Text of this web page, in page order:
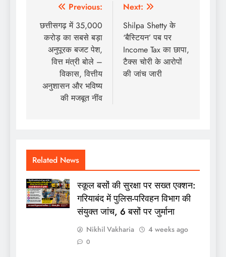
Post
navigation
Previous:
छत्तीसगढ़ में 35,000
करोड़ का सबसे बड़ा
अनुपूरक बजट पेश,
वित्त मंत्री बोले –
विकास, वित्तीय
अनुशासन और भविष्य
की मजबूत नींव
Next:
Shilpa Shetty के
‘बैस्टियन’ पब पर
Income Tax का छापा,
टैक्स चोरी के आरोपों
की जांच जारी
Related News
स्कूल बसों की सुरक्षा पर सख्त एक्शन:
गरियाबंद में पुलिस-परिवहन विभाग की
संयुक्त जांच, 6 बसों पर जुर्माना
Nikhil Vakharia 4 weeks ago
0